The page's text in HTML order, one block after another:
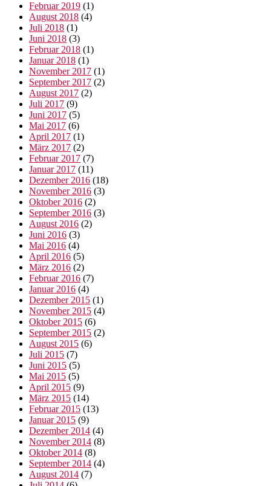
Februar 2019 (1)
August 2018 (4)
Juli 2018 (1)
Juni 2018 (3)
Februar 2018 (1)
Januar 2018 (1)
November 2017 (1)
September 2017 (2)
August 2017 (2)
Juli 2017 (9)
Juni 2017 (5)
Mai 2017 (6)
April 2017 (1)
März 2017 (2)
Februar 2017 (7)
Januar 2017 (11)
Dezember 2016 (18)
November 2016 (3)
Oktober 2016 (2)
September 2016 (3)
August 2016 (2)
Juni 2016 (3)
Mai 2016 (4)
April 2016 (5)
März 2016 (2)
Februar 2016 (7)
Januar 2016 (4)
Dezember 2015 (1)
November 2015 (4)
Oktober 2015 (6)
September 2015 (2)
August 2015 (6)
Juli 2015 (7)
Juni 2015 (5)
Mai 2015 (5)
April 2015 (9)
März 2015 (14)
Februar 2015 (13)
Januar 2015 (9)
Dezember 2014 (4)
November 2014 (8)
Oktober 2014 (8)
September 2014 (4)
August 2014 (7)